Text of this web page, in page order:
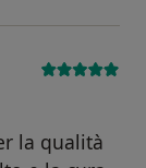
la qualità